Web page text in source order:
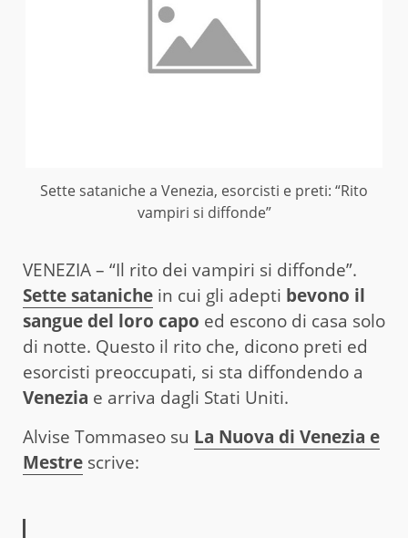
Sette sataniche a Venezia, esorcisti e preti: “Rito
vampiri si diffonde”
VENEZIA – “Il rito dei vampiri si diffonde”.
Sette sataniche in cui gli adepti bevono il
sangue del loro capo ed escono di casa solo
di notte. Questo il rito che, dicono preti ed
esorcisti preoccupati, si sta diffondendo a
Venezia e arriva dagli Stati Uniti.
Alvise Tommaseo su La Nuova di Venezia e
Mestre scrive: